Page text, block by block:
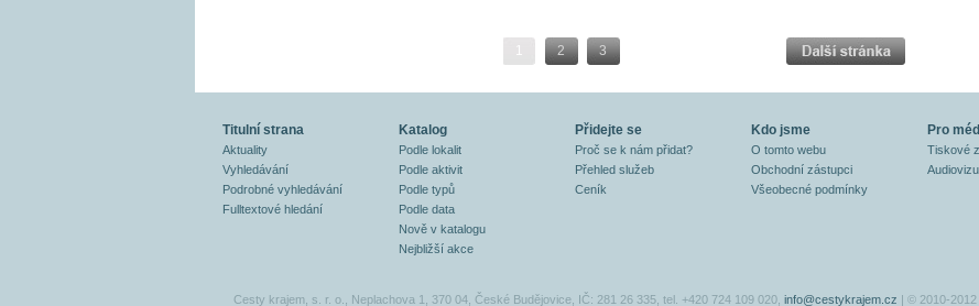
1 2 3
Titulní strana
Aktuality
Vyhledávání
Podrobné vyhledávání
Fulltextové hledání
Katalog
Podle lokalit
Podle aktivit
Podle typů
Podle data
Nově v katalogu
Nejbližší akce
Přidejte se
Proč se k nám přidat?
Přehled služeb
Ceník
Kdo jsme
O tomto webu
Obchodní zástupci
Všeobecné podmínky
Pro
Tiskové
Cesty krajem, s. r. o., Neplachova 1, 370 04, České Budějovice, IČ: 281 26 335, tel. +420 724 109 020, info@cestykrajem.cz | © 2010-2012